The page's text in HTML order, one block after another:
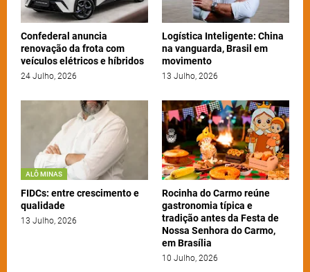
Confederal anuncia
renovação da frota com
veículos elétricos e híbridos
24 Julho, 2026
Logística Inteligente: China
na vanguarda, Brasil em
movimento
13 Julho, 2026
ALÔ MINAS
FIDCs: entre crescimento e
qualidade
13 Julho, 2026
Rocinha do Carmo reúne
gastronomia típica e
tradição antes da Festa de
Nossa Senhora do Carmo,
em Brasília
10 Julho, 2026